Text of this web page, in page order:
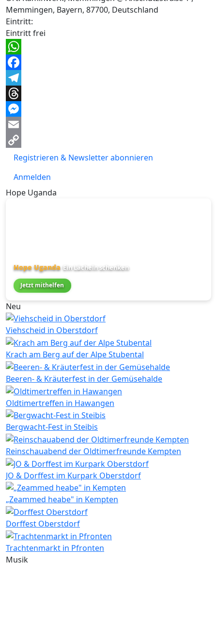
Memmingen, Bayern, 87700, Deutschland
Eintritt:
Eintritt frei
WhatsApp
Facebook
Telegram
Threads
Messenger
Email
Copy
Registrieren & Newsletter abonnieren
Anmelden
Hope Uganda
Hope Uganda Ein Lächeln schenken
Jetzt mithelfen
Neu
Viehscheid in Oberstdorf
Krach am Berg auf der Alpe Stubental
Beeren- & Kräuterfest in der Gemüsehalde
Oldtimertreffen in Hawangen
Bergwacht-Fest in Steibis
Reinschauabend der Oldtimerfreunde Kempten
JO & Dorffest im Kurpark Oberstdorf
„Zeammed heabe" in Kempten
Dorffest Oberstdorf
Trachtenmarkt in Pfronten
Musik